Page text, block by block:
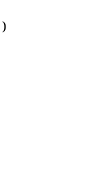
)